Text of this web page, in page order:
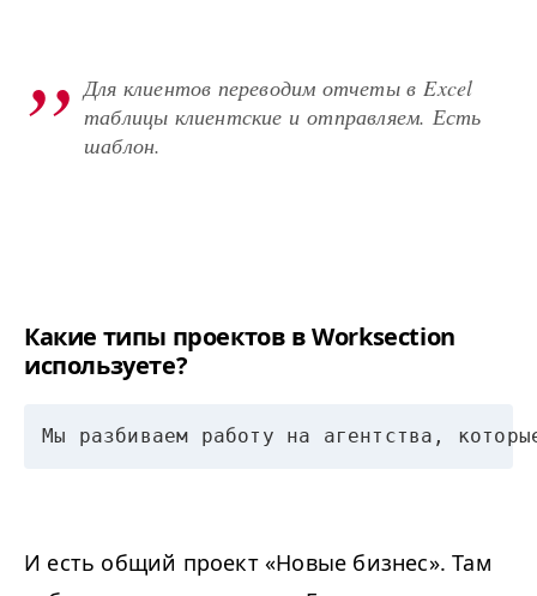
Для клиентов переводим отчеты в Excel
таблицы клиентские и отправляем. Есть
шаблон.
Какие типы проектов в Worksection
используете?
Мы разбиваем работу на агентства,
И есть общий проект «Новые бизнес». Там